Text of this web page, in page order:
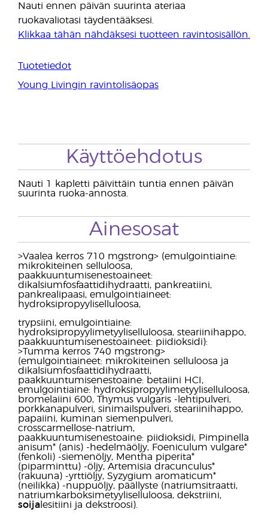
Nauti ennen päivän suurinta ateriaa
ruokavaliotasi täydentääksesi.
Klikkaa tähän nähdäksesi tuotteen ravintosisällön.
Tuotetiedot
Young Livingin ravintolisäopas
Käyttöehdotus
Nauti 1 kapletti päivittäin tuntia ennen päivän
suurinta ruoka-annosta.
Ainesosat
>Vaalea kerros 710 mgstrong> (emulgointiaine:
mikrokiteinen selluloosa,
paakkuuntumisenestoaineet:
dikalsiumfosfaattidihydraatti, pankreatiini,
pankrealipaasi, emulgointiaineet:
hydroksipropyyliselluloosa,
trypsiini, emulgointiaine:
hydroksipropyylimetyyliselluloosa, steariinihappo,
paakkuuntumisenestoaineet: piidioksidi):
>Tumma kerros 740 mgstrong>
(emulgointiaineet: mikrokiteinen selluloosa ja
dikalsiumfosfaattidihydraatti,
paakkuuntumisenestoaine: betaiini HCI,
emulgointiaine: hydroksipropyylimetyyliselluloosa,
bromelaiini 600, Thymus vulgaris -lehtipulveri,
porkkanapulveri, sinimailspulveri, steariinihappo,
papaiini, kuminan siemenpulveri,
crosscarmellose-natrium,
paakkuuntumisenestoaine: piidioksidi, Pimpinella
anisum* (anis) -hedelmäöljy, Foeniculum vulgare*
(fenkoli) -siemenöljy, Mentha piperita*
(piparminttu) -öljy, Artemisia dracunculus*
(rakuuna) -yrttiöljy, Syzygium aromaticum*
(neilikka) -nuppuöljy, päällyste (natriumsitraatti,
natriumkarboksimetyyliselluloosa, dekstriini,
soija lesitiini ja dekstroosi).